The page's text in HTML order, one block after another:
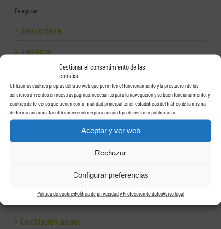
Gestionar el consentimiento de las
cookies
Utilizamos cookies propias del sitio web que permiten el funcionamiento y la prestación de los
servicios ofrecidos en nuestras páginas, necesarias para la navegación y su buen funcionamiento, y
cookies de terceros que tienen como finalidad principal tener estadísticas del tráfico de la misma
de forma anónima. No utilizamos cookies para ningún tipo de servicio publicitario.
Aceptar y ver web
Rechazar
Configurar preferencias
Política de cookiesPolítica de privacidad y Protección de datosAviso legal
Categorías
Área contable
Área fiscal
Área laboral
Auditoría laboral
Ayudas a empresas
Cepresa
Conciliación laboral